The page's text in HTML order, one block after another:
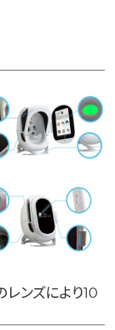
ンズにより10